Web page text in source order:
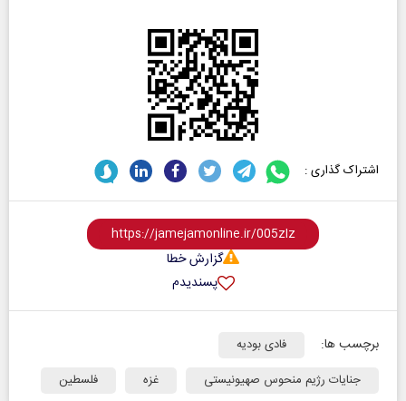
اشتراک گذاری :
گزارش خطا
پسندیدم
برچسب ها:
فادی بودیه
جنایات رژیم منحوس صهیونیستی
غزه فلسطین